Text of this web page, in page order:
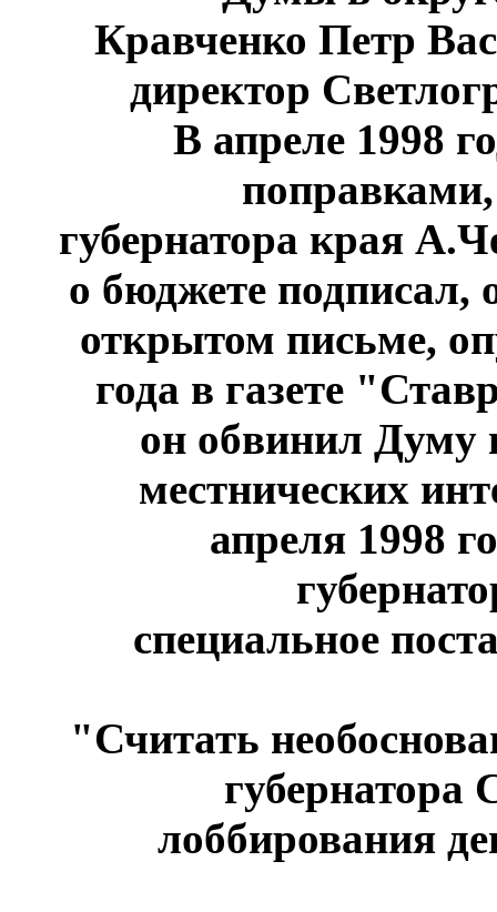
Кравченко Петр
директор
В апреле 1998
губернатора края
о бюджете подписал,
открытом письме,
года в газете
он обвинил Думу
местнических
апреля 1998
специальное
"Считать
губернатора
лоббирования